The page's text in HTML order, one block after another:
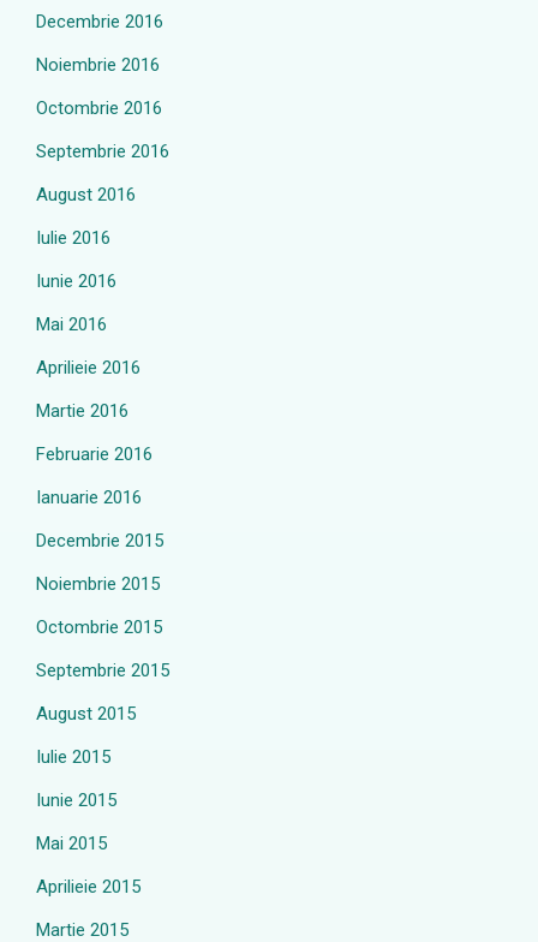
Decembrie 2016
Noiembrie 2016
Octombrie 2016
Septembrie 2016
August 2016
Iulie 2016
Iunie 2016
Mai 2016
Aprilieie 2016
Martie 2016
Februarie 2016
Ianuarie 2016
Decembrie 2015
Noiembrie 2015
Octombrie 2015
Septembrie 2015
August 2015
Iulie 2015
Iunie 2015
Mai 2015
Aprilieie 2015
Martie 2015